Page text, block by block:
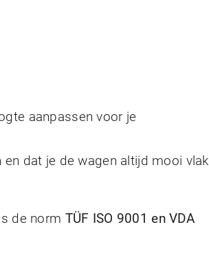
aanpassen voor je
dat je de wagen altijd mooi vlak
de norm TÜF ISO 9001 en VDA